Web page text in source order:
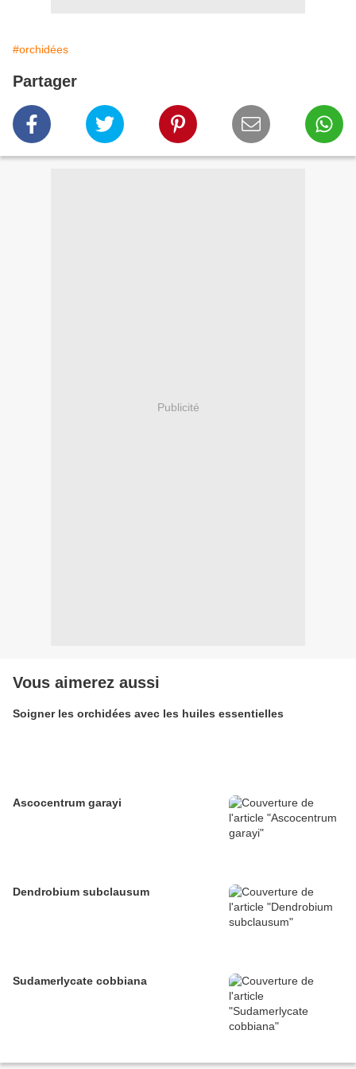
#orchidées
Partager
Publicité
Vous aimerez aussi
Soigner les orchidées avec les huiles essentielles
Ascocentrum garayi
Dendrobium subclausum
Sudamerlycate cobbiana